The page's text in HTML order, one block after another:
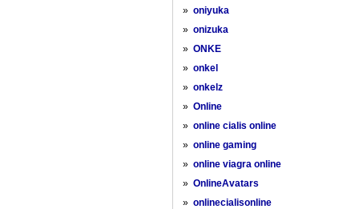
» oniyuka
» onizuka
» ONKE
» onkel
» onkelz
» Online
» online cialis online
» online gaming
» online viagra online
» OnlineAvatars
» onlinecialisonline